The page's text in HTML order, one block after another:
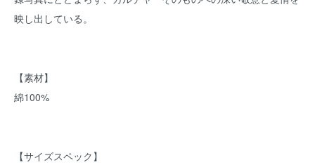
映し出している。
【素材】
綿100%
【サイズスペック】